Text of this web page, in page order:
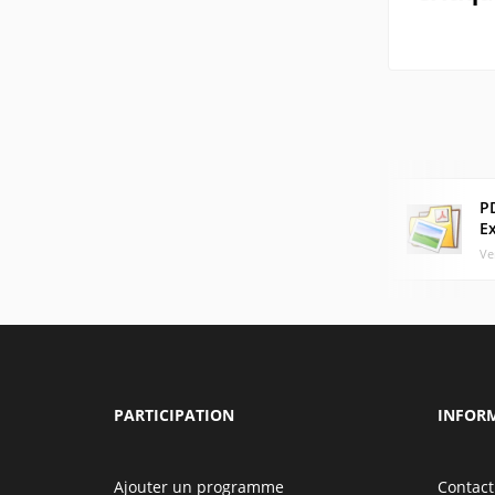
PARTICIPATION
Ajouter un programme Contact